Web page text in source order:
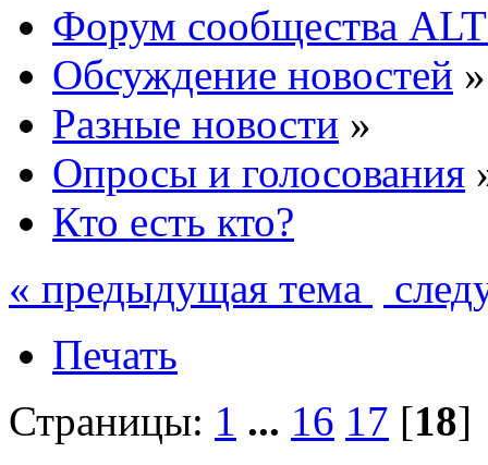
Форум сообщества
Обсуждение новостей »
Разные новости »
Опросы и голосования
Кто есть кто?
« предыдущая тема
Печать
Страницы: 1 ... 16 17 [18]